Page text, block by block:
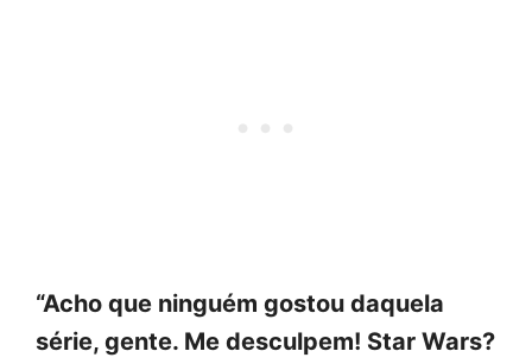
“Acho que ninguém gostou daquela
série, gente. Me desculpem! Star Wars?